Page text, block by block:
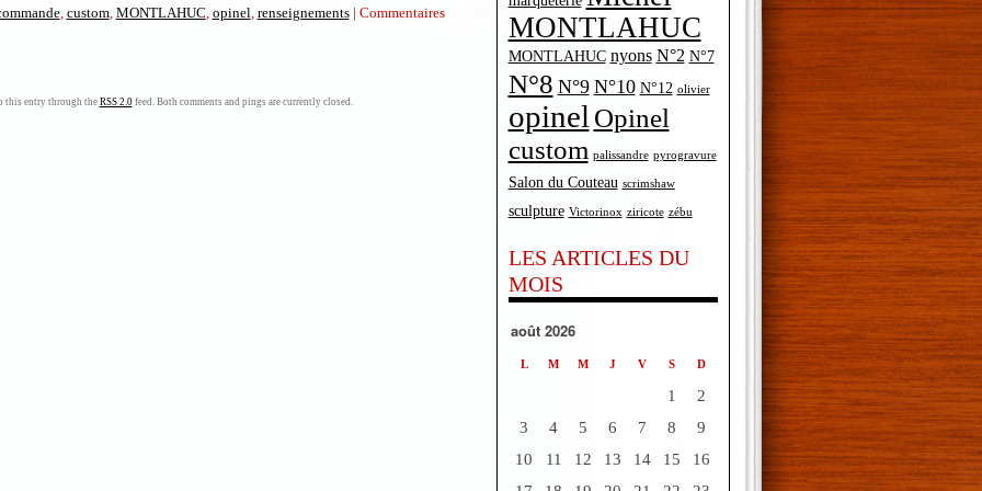
, custom, MONTLAHUC, opinel, renseignements | Commentaires
this entry through the RSS 2.0feed. Both comments and pings are currently closed.
MONTLAHUC
MONTLAHUC nyons N°2 N°7
N°8 N°9 N°10 N°12 olivier
opinel Opinel
custom palissandre pyrogravure
Salon du Couteau scrimshaw
sculpture Victorinox ziricote zébu
LES ARTICLES DU
MOIS
août 2026
L M M J V S D
1
2
3
4 5 6 7 8
9
10
11 12 13 14 15
16